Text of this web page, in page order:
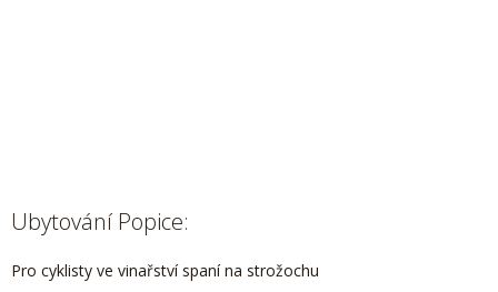
Ubytování Popice:
Pro cyklisty ve vinařství spaní na strožochu